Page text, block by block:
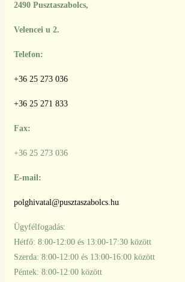
2490 Pusztaszabolcs,
Velencei u 2.
Telefon:
+36 25 273 036
+36 25 271 833
Fax:
+36 25 273 036
E-mail:
polghivatal@pusztaszabolcs.hu
Ügyfélfogadás:
Hétfő: 8:00-12:00 és 13:00-17:30 között
Szerda: 8:00-12:00 és 13:00-16:00 között
Péntek: 8:00-12:00 között